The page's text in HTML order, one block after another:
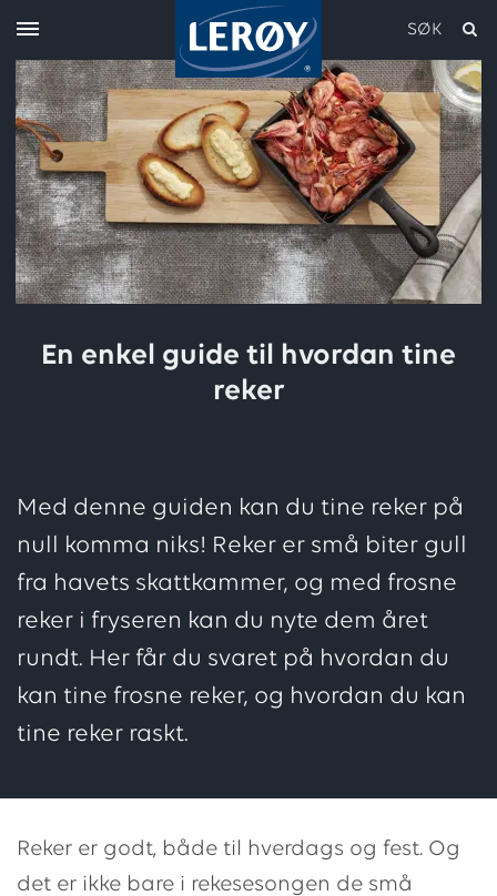
SØK
En enkel guide til hvordan tine
reker
Med denne guiden kan du tine reker på
null komma niks! Reker er små biter gull
fra havets skattkammer, og med frosne
reker i fryseren kan du nyte dem året
rundt. Her får du svaret på hvordan du
kan tine frosne reker, og hvordan du kan
tine reker raskt.
Reker er godt, både til hverdags og fest. Og
det er ikke bare i rekesesongen de små